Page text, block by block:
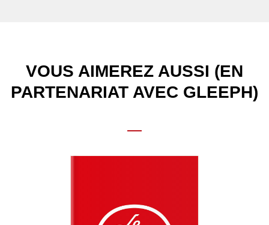
VOUS AIMEREZ AUSSI (EN
PARTENARIAT AVEC GLEEPH)